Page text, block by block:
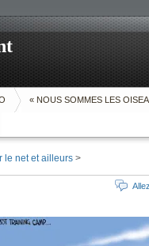
« NOUS SOMMES LES
le net et ailleurs >